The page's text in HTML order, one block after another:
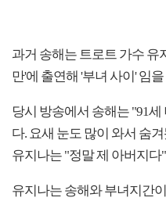
과거 송해는 트로트 가수 유
만'에 출연해 '부녀 사이' 임
당시 방송에서 송해는 "91
다. 요새 눈도 많이 와서 숨
유지나는 "정말 제 아버지다
유지나는 송해와 부녀지간